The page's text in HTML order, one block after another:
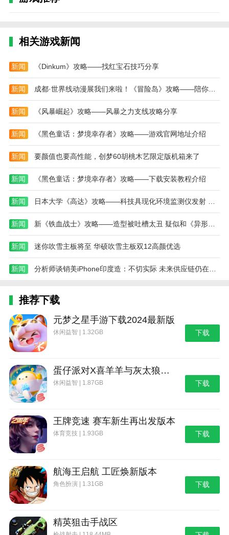
务提示来探索龙岛上的各个地区。在探索过程中，玩家
战。
3.战斗竞赛：玩家可以与其他玩家进行怪物战斗，
展示他们的策略和怪物的力量。战斗系统包含战略元
素，玩家需要制定战斗策略，利用异域野兽的特征击败
敌人。
4.资源收集：在岛上，玩家需要收集各种资源以确
保生存。这些资源可用于制造武器、装备和建造房屋。
同时，玩家还可以驯服恐龙作为坐骑，以提高它们的移
动速度。
龙岛异兽：起源官方网站入口内容
1.精美的图形：游戏采用高质量的3D图形渲染技
术，呈现逼真多彩的恐龙世界。精致的场景细节和丰富
的色彩为玩家提供了终极的视觉享受。
2.丰富的异域野兽：游戏中有数百种神秘的异域野
兽等待玩家捕捉和驯服。每种类型的怪物都有独特的技
3.自由探索：龙岛有各种各样的自然环境，如森
林、沙漠、雪山等，每种都有其独特的生态和恐龙物
种。玩家可以自由探索各个地区，发现隐藏的宝藏和异
国情调的野兽。
4.社交互动：游戏中有一个公会系统，玩家可以加
入或创建公会来完成任务，与其他玩家分享经验和资
源。同时，游戏还支持多人在线合作，共同挑战强敌和
团队地下城。
龙岛异兽：起源官方网站入口亮点
1.初始阶段：玩家需要熟悉游戏操作和环境，收集
基本资源，并在初始阶段创建简单的工具和武器。
2.开发阶段：随着游戏的进行，玩家需要不断提高
生存技能，解锁更多技能和装备。同时，玩家还需要注
意恐龙的繁殖和家庭建设，培养强大的恐龙后代。
索，包括神秘的洞穴、危险的森林和广阔的草原。在探
相关游戏新闻
新闻 《Dinkum》攻略——找红宝石技巧分享
新闻 成都·世界线动漫展我们来啦！《冒险岛》攻略——陪你快乐过五一！
新闻 《风暴崛起》攻略——风暴之力支线攻略分享
新闻 《黑色童话：梦境幸存者》攻略——游戏官网地址介绍
新闻 要颜值也要高性能，创梦60胡桃木艺限定版机箱来了
新闻 《黑色童话：梦境幸存者》攻略——下载安装教程介绍
新闻
新闻 新《铁血战士》攻略——造型被吐槽太丑 疑似和《异形》攻略——联动
新闻 迷你吹雪主板将至 华硕吹雪主板双12高颜优选
新闻 分析师谈销美iPhone印度造：不切实际 未来供应链仍在中国
推荐下载
元梦之星手游下载2024最新版
休闲益智 | 1.32GB 下载
蛋仔派对X喜羊羊与灰太狼联动第二弹版本
休闲益智 | 1.87GB 下载
王牌竞速 赛车新生再出发版本
体育竞技 | 1.93GB 下载
航海王启航 工匠焕新版本
角色扮演 | 1.31GB 下载
精英狙击手战区